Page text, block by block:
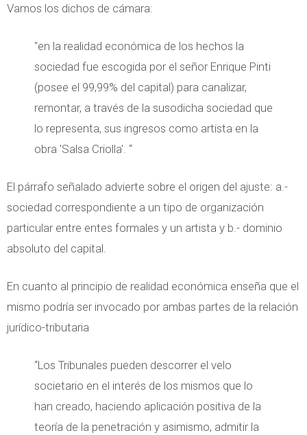
Vamos los dichos de cámara:
"en la realidad económica de los hechos la
sociedad fue escogida por el señor Enrique Pinti
(posee el 99,99% del capital) para canalizar,
remontar, a través de la susodicha sociedad que
lo representa, sus ingresos como artista en la
obra 'Salsa Criolla'. “
El párrafo señalado advierte sobre el origen del ajuste: a.-
sociedad correspondiente a un tipo de organización
particular entre entes formales y un artista y b.- dominio
absoluto del capital.
En cuanto al principio de realidad económica enseña que el
mismo podría ser invocado por ambas partes de la relación
jurídico-tributaria
“Los Tribunales pueden descorrer el velo
societario en el interés de los mismos que lo
han creado, haciendo aplicación positiva de la
teoría de la penetración y asimismo, admitir la